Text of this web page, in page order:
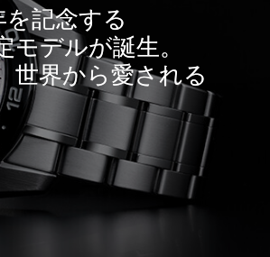
記念する
デルが誕生。
世界から愛される